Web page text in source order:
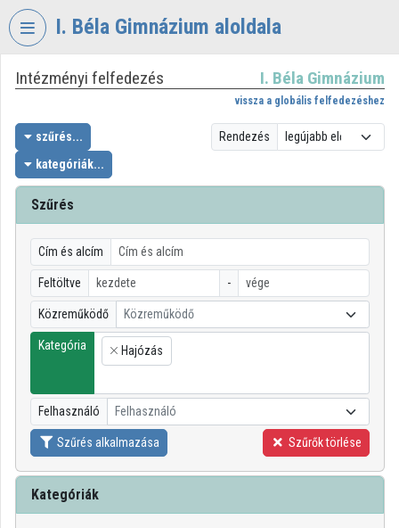
Fejléc kihagyása
I. Béla Gimnázium aloldala
VIDEOTORIUM
BÉLA
GIMNÁZIUM
Intézményi kezdőlap
Bejelentkezés
Intézményi felfedezés
Kategóriák
Intézményi listák
Intézmények
Közreműködők
Intézményi felfedezés I. Béla Gimnázium
vissza a globális felfedezéshez
szűrés...
kategóriák...
Rendezés
Szűrés
Cím és alcím
Feltöltve -
Közreműködő Közreműködő
Kategória
×
Hajózás
Felhasználó Felhasználó
Szűrés alkalmazása Szűrők törlése
Kategóriák